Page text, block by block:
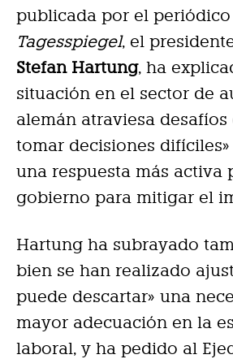
publicada por el
Tagesspiegel, el
Stefan Hartung, ha
situación en el sector de
alemán atraviesa desafíos
tomar decisiones
una respuesta más activa
gobierno para mitigar el
Hartung ha subrayado
bien se han realizado
puede descartar» una
mayor adecuación en la
laboral, y ha pedido al